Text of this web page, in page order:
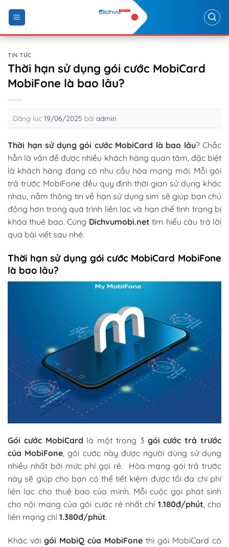
content
TIN TỨC
Thời hạn sử dụng gói cước MobiCard
MobiFone là bao lâu?
Đăng lúc 19/06/2025 bởi admin
Thời hạn sử dụng gói cước MobiCard là bao lâu? Chắc
hẳn là vấn đề được nhiều khách hàng quan tâm, đặc biệt
là khách hàng đang có nhu cầu hòa mạng mới. Mỗi gói
trả trước MobiFone đều quy định thời gian sử dụng khác
nhau, nắm thông tin về hạn sử dụng sim sẽ giúp bạn chủ
động hơn trong quá trình liên lạc và hạn chế tình trạng bị
khóa thuê bao. Cùng Dichvumobi.net tìm hiểu câu trả lời
qua bài viết sau nhé.
Thời hạn sử dụng gói cước MobiCard MobiFone
là bao lâu?
Gói cước MobiCard là một trong 3 gói cước trả trước
của MobiFone, gói cước này được người dùng sử dụng
nhiều nhất bởi mức phí gọi rẻ. Hòa mạng gói trả trước
này sẽ giúp cho bạn có thể tiết kiệm được tối đa chi phí
liên lạc cho thuê bao của mình. Mỗi cuộc gọi phát sinh
cho nội mạng của gói cước rẻ nhất chỉ 1.180đ/phút, cho
liên mạng chỉ 1.380đ/phút.
Khác với gói MobiQ của MobiFone thì gói MobiCard có